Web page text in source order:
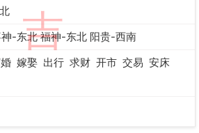
吉
-东北 福神-东北 阳贵-西南
嫁娶 出行 求财 开市 交易 安床